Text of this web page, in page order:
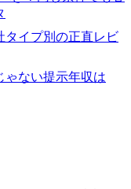
タイプ別の正直レビ
ゃない提示年収は